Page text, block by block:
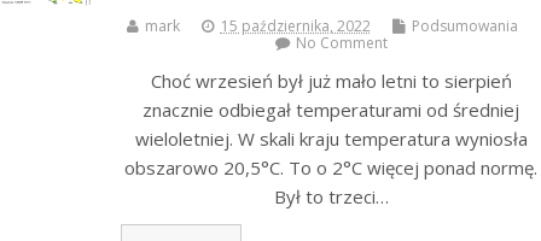
mark 15 października, 2022
Podsumowania
No Comment
Choć wrzesień był już mało letni to sierpień
znacznie odbiegał temperaturami od średniej
wieloletniej. W skali kraju temperatura wyniosła
obszarowo 20,5°C. To o 2°C więcej ponad normę.
Był to trzeci…